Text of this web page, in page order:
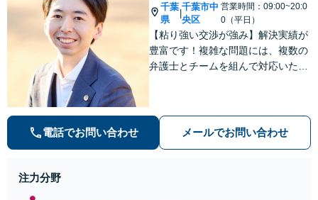
千葉
県
千葉市中
央区
営業時間：09:00~20:0
0（平日）
【粘り強い交渉が強み】解決実績が
豊富です！複雑な問題には、複数の
弁護士とチームを組んで対応いたし
気軽にご相談ください。
電話でお問い合わせ メールでお問い合わせ
注力分野